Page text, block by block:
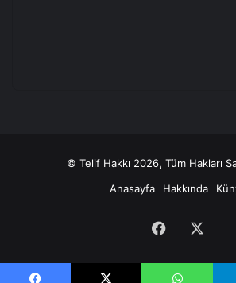
© Telif Hakkı 2026, Tüm Hakları
Anasayfa
Hakkında
Facebook